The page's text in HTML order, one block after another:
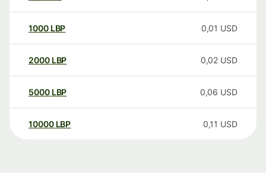
1000 LBP 0,01 USD
2000 LBP 0,02 USD
5000 LBP 0,06 USD
10000 LBP 0,11 USD